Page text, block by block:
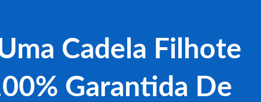
Cadela Filhote
Garantida De